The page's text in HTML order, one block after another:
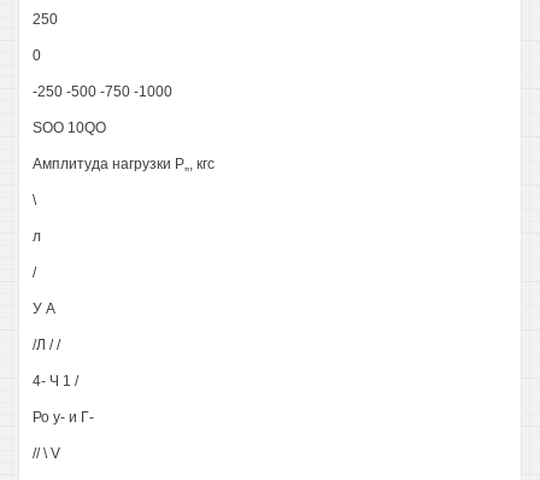
250
0
-250 -500 -750 -1000
SOO 10QO
Амплитуда нагрузки Р„, кгс
\
л
/
У А
/Л / /
4- Ч 1 /
Ро у- и Г-
// \ V